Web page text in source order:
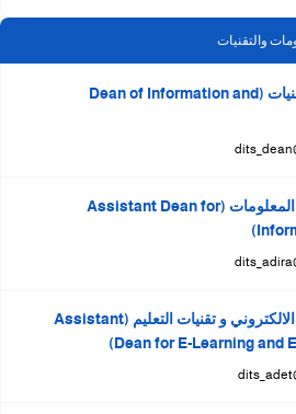
والتقنيات
عميد مصادر المعلومات و التقنيات (Dean of Information and
مساعد العميد لشؤون مصادر المعلومات (Assistant Dean for
مساعد العميد لشؤون التعليم الالكتروني و تقنيات التعليم (Assistant
Dean for E-Learning and